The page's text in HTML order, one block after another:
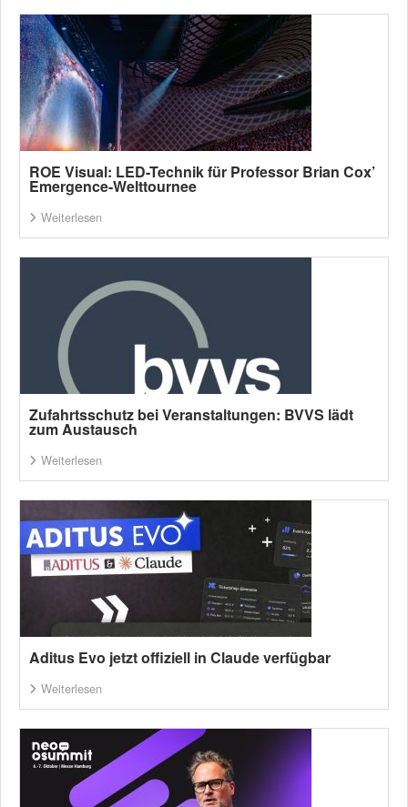
ROE Visual: LED-Technik für Professor Brian Cox’
Emergence-Welttournee
Weiterlesen
Zufahrtsschutz bei Veranstaltungen: BVVS lädt
zum Austausch
Weiterlesen
Aditus Evo jetzt offiziell in Claude verfügbar
Weiterlesen